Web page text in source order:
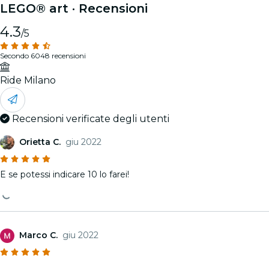
LEGO® art · Recensioni
4.3/5
Secondo 6048 recensioni
Ride Milano
Recensioni verificate degli utenti
Orietta C. giu 2022
E se potessi indicare 10 lo farei!
Marco C. giu 2022